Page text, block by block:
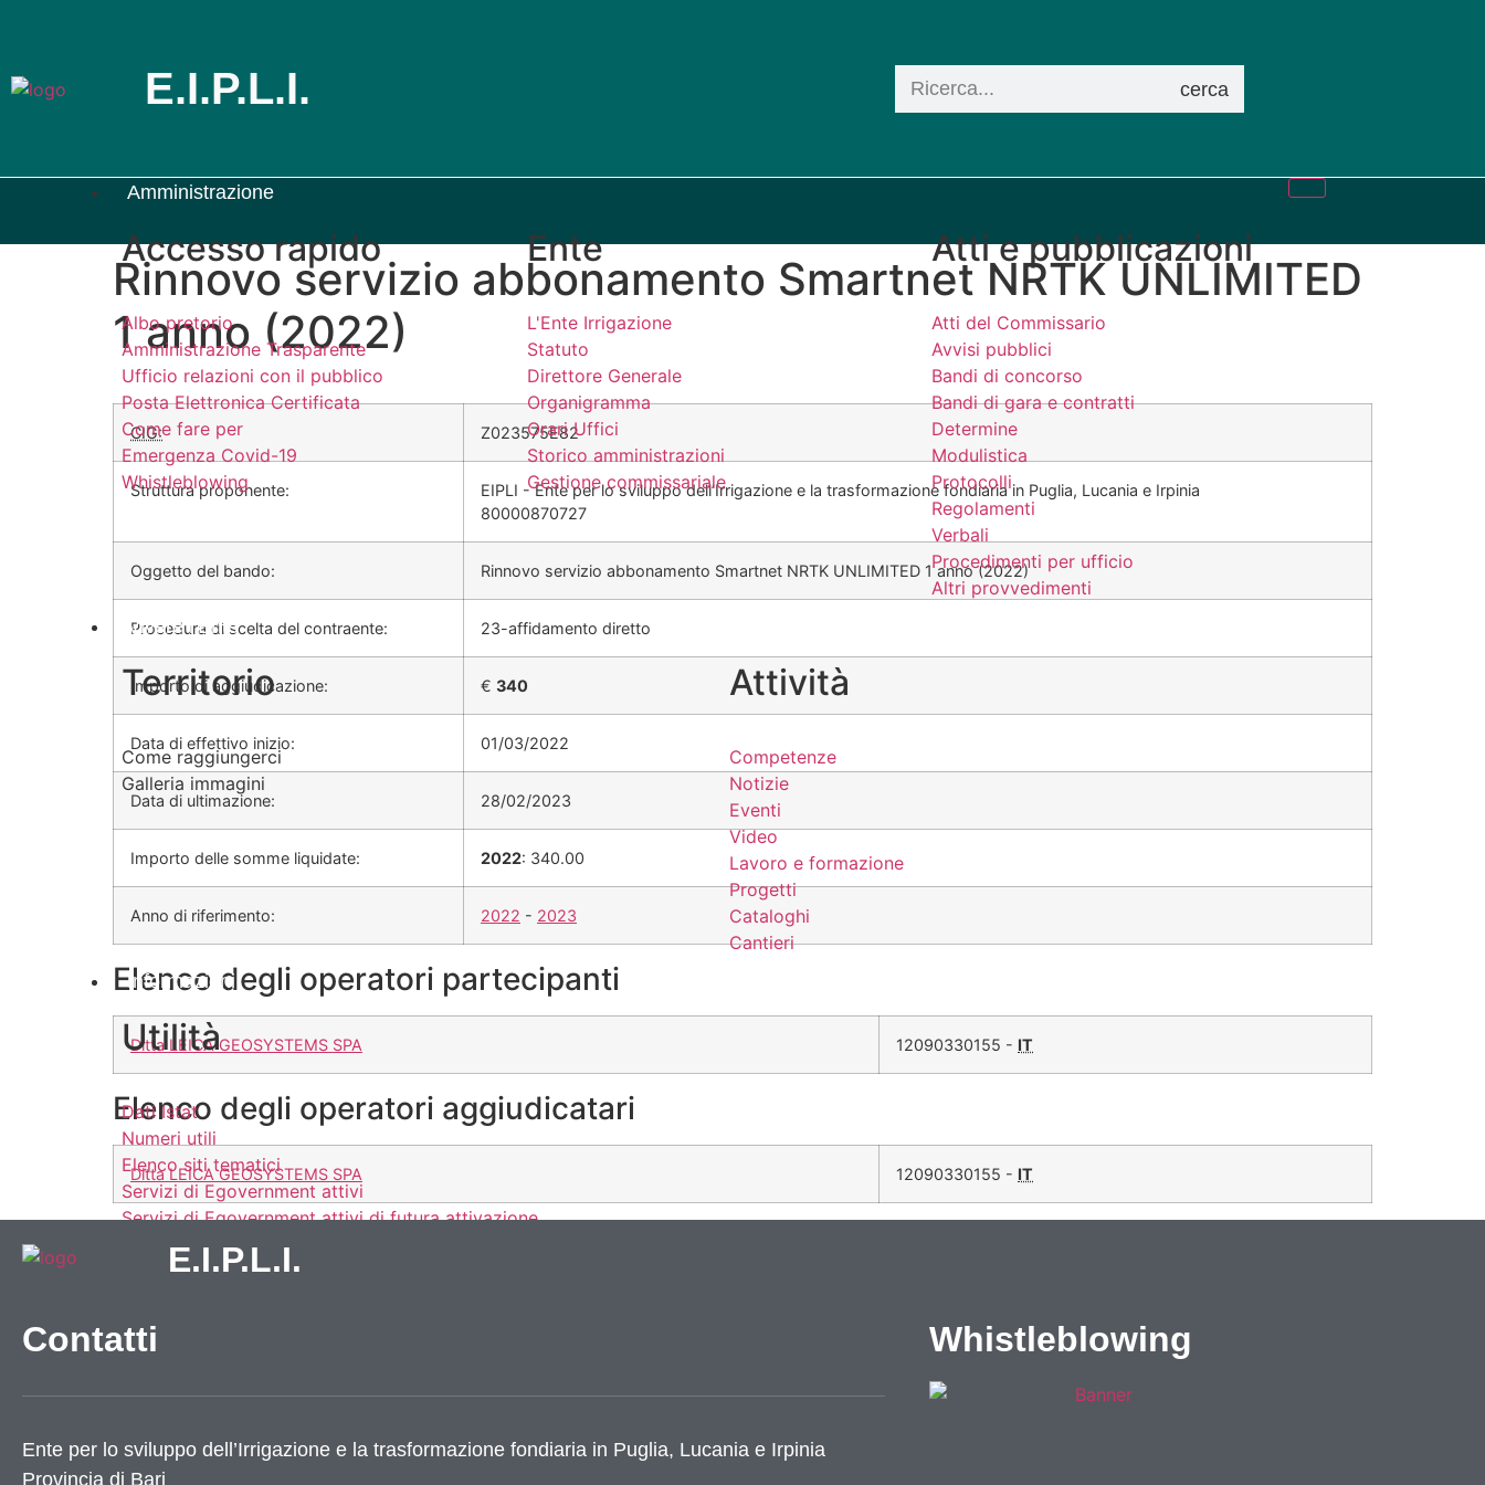
E.I.P.L.I. cerca
Amministrazione
Accesso rapido
Albo pretorio
Amministrazione Trasparente
Ufficio relazioni con il pubblico
Posta Elettronica Certificata
Come fare per
Emergenza Covid-19
Whistleblowing
Ente
L'Ente Irrigazione
Statuto
Direttore Generale
Organigramma
Orari Uffici
Storico amministrazioni
Gestione commissariale
Atti e pubblicazioni
Atti del Commissario
Avvisi pubblici
Bandi di concorso
Bandi di gara e contratti
Determine
Modulistica
Protocolli
Regolamenti
Verbali
Procedimenti per ufficio
Altri provvedimenti
Vivere l’Ente
Territorio
Come raggiungerci
Galleria immagini
Attività
Competenze
Notizie
Eventi
Video
Lavoro e formazione
Progetti
Cataloghi
Cantieri
Informazioni
Utilità
Dati Istat
Numeri utili
Elenco siti tematici
Servizi di Egovernment attivi
Servizi di Egovernment attivi di futura attivazione
Accessibilità
Mappa del sito
Elenco partner
Rinnovo servizio abbonamento Smartnet NRTK UNLIMITED
1 anno (2022)
CIG: Z023575E82
Struttura proponente:
EIPLI - Ente per lo sviluppo dell’Irrigazione e la trasformazione fondiaria in Puglia, Lucania e Irpinia
80000870727
Oggetto del bando: Rinnovo servizio abbonamento Smartnet NRTK UNLIMITED 1 anno (2022)
Procedura di scelta del contraente: 23-affidamento diretto
Importo di aggiudicazione: € 340
Data di effettivo inizio: 01/03/2022
Data di ultimazione: 28/02/2023
Importo delle somme liquidate: 2022: 340.00
Anno di riferimento: 2022 - 2023
Elenco degli operatori partecipanti
Ditta LEICA GEOSYSTEMS SPA 12090330155 - IT
Elenco degli operatori aggiudicatari
Ditta LEICA GEOSYSTEMS SPA 12090330155 - IT
E.I.P.L.I.
Contatti
Ente per lo sviluppo dell’Irrigazione e la trasformazione fondiaria in Puglia, Lucania e Irpinia
Provincia di Bari
Whistleblowing